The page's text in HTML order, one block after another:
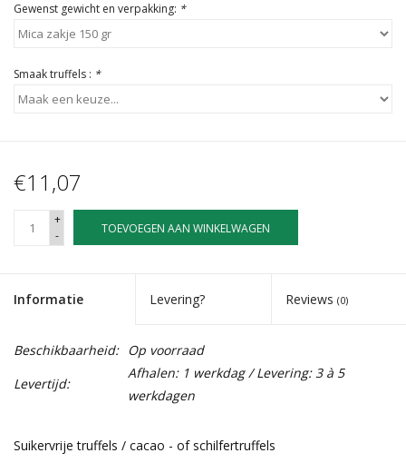
Gewenst gewicht en verpakking: *
Smaak truffels : *
€11,07
+
-
TOEVOEGEN AAN WINKELWAGEN
Informatie Levering? Reviews (0)
Beschikbaarheid: Op voorraad
Levertijd:
Afhalen: 1 werkdag / Levering: 3 à 5
werkdagen
Suikervrije truffels / cacao - of schilfertruffels